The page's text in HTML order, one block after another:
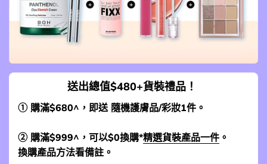
送出總值$480+貨裝禮品！
① 購滿$680^，即送 隨機護膚品/彩妝1件。
② 購滿$999^，可以$0換購*精選貨裝產品一件 。
換購產品方法看備註。